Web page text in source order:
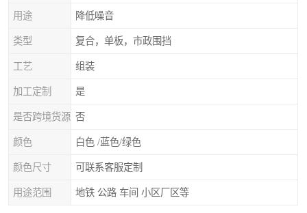
用途 降低噪音
类型 复合，单板，市政围挡
工艺 组装
加工定制 是
是否跨境货源 否
颜色 白色 /蓝色/绿色
颜色尺寸 可联系客服定制
用途范围 地铁 公路 车间 小区厂区等